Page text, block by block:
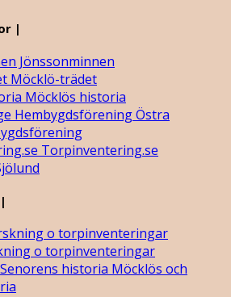
|
Jönssonminnen
Möcklö-trädet
Möcklös historia
Östra
Torpinventering.se
o torpinventeringar
Möcklös och